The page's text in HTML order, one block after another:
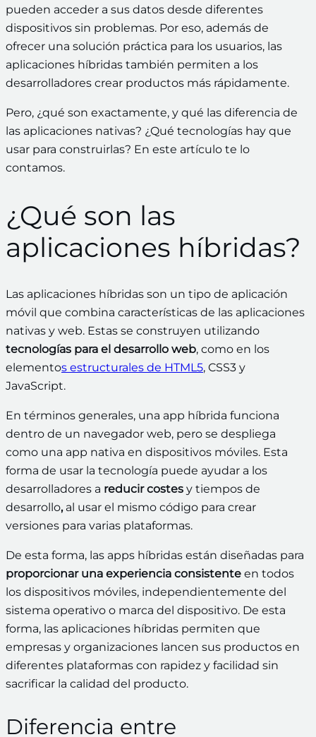
pueden acceder a sus datos desde diferentes
dispositivos sin problemas. Por eso, además de
ofrecer una solución práctica para los usuarios, las
aplicaciones híbridas también permiten a los
desarrolladores crear productos más rápidamente.
Pero, ¿qué son exactamente, y qué las diferencia de
las aplicaciones nativas? ¿Qué tecnologías hay que
usar para construirlas? En este artículo te lo
contamos.
¿Qué son las
aplicaciones híbridas?
Las aplicaciones híbridas son un tipo de aplicación
móvil que combina características de las aplicaciones
nativas y web. Estas se construyen utilizando
tecnologías para el desarrollo web, como en los
elementos estructurales de HTML5, CSS3 y
JavaScript.
En términos generales, una app híbrida funciona
dentro de un navegador web, pero se despliega
como una app nativa en dispositivos móviles. Esta
forma de usar la tecnología puede ayudar a los
desarrolladores a reducir costes y tiempos de
desarrollo,al usar el mismo código para crear
versiones para varias plataformas.
De esta forma, las apps híbridas están diseñadas para
proporcionar una experiencia consistente en todos
los dispositivos móviles, independientemente del
sistema operativo o marca del dispositivo. De esta
forma, las aplicaciones híbridas permiten que
empresas y organizaciones lancen sus productos en
diferentes plataformas con rapidez y facilidad sin
sacrificar la calidad del producto.
Diferencia entre